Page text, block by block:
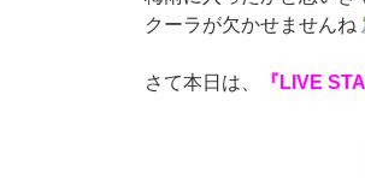
クーラが欠かせませんね
さて本日は、 『LIVE